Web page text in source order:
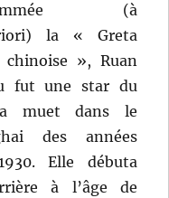
(à
la « Greta
chinoise », Ruan
fut une star du
muet dans le
des années
Elle débuta
à l’âge de